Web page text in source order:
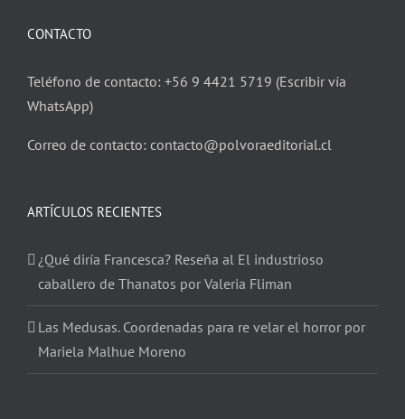
CONTACTO
Teléfono de contacto: +56 9 4421 5719 (Escribir vía
WhatsApp)
Correo de contacto: contacto@polvoraeditorial.cl
ARTÍCULOS RECIENTES
¿Qué diría Francesca? Reseña al El industrioso
caballero de Thanatos por Valeria Fliman
Las Medusas. Coordenadas para re velar el horror por
Mariela Malhue Moreno